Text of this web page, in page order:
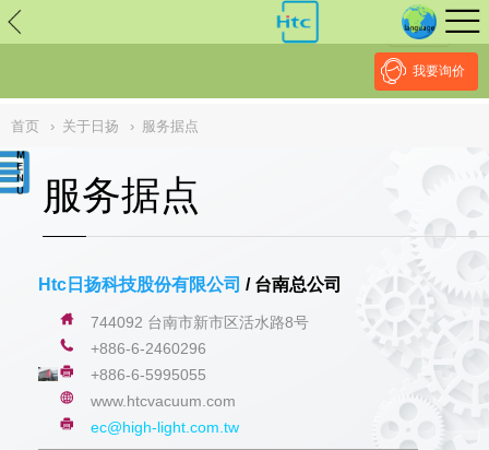
// replaced by scott on 2026/7/20 reason: high risk: Unsafe
Implementation Of Subresource Integrity /**/ // ------------------------------
我要询价
首页 › 关于日扬 › 服务据点
服务据点
Htc日扬科技股份有限公司 / 台南总公司
744092 台南市新市区活水路8号
+886-6-2460296
+886-6-5995055
www. htcvacuum.com
ec@high-light.com.tw